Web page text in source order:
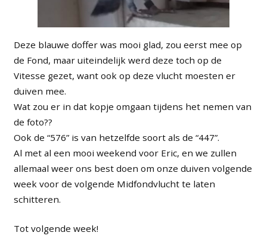
Deze blauwe doffer was mooi glad, zou eerst mee op
de Fond, maar uiteindelijk werd deze toch op de
Vitesse gezet, want ook op deze vlucht moesten er
duiven mee.
Wat zou er in dat kopje omgaan tijdens het nemen van
de foto??
Ook de “576” is van hetzelfde soort als de “447”.
Al met al een mooi weekend voor Eric, en we zullen
allemaal weer ons best doen om onze duiven volgende
week voor de volgende Midfondvlucht te laten
schitteren.
Tot volgende week!